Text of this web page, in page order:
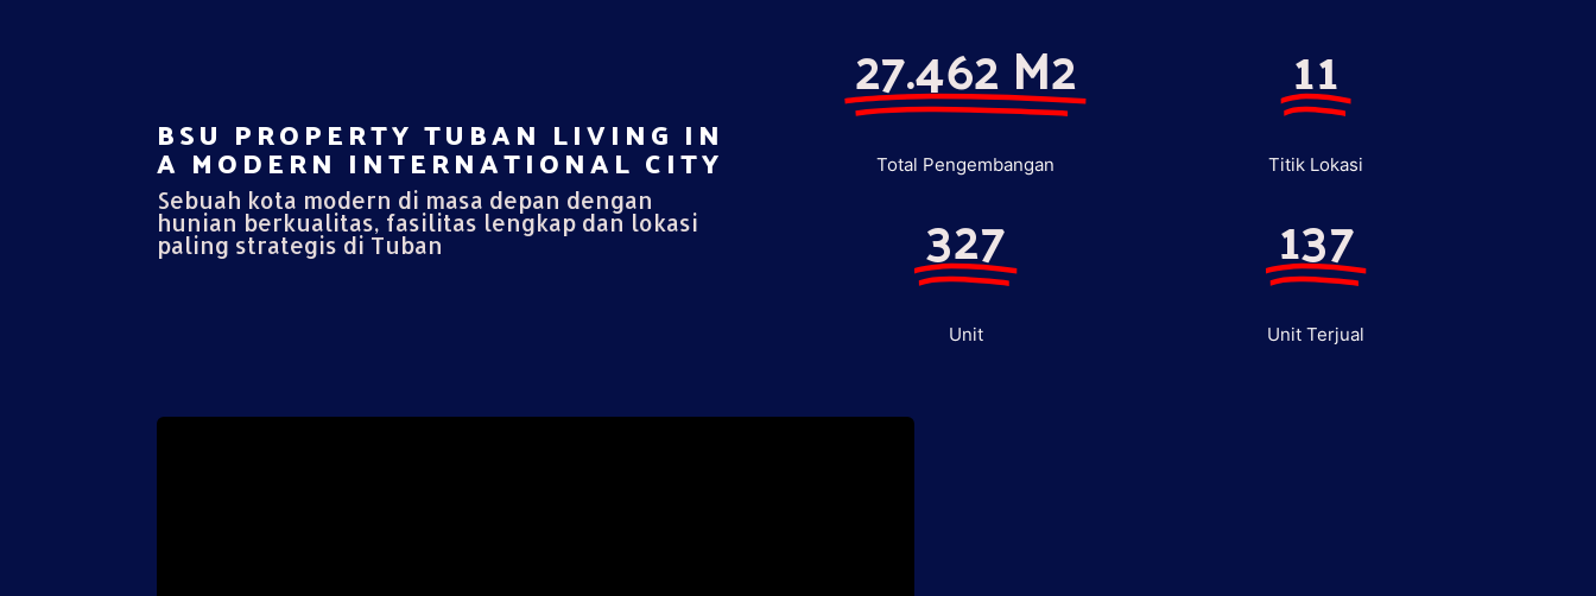
BSU PROPERTY TUBAN LIVING IN
A MODERN INTERNATIONAL CITY​
Sebuah kota modern di masa depan dengan
hunian berkualitas, fasilitas lengkap dan lokasi
paling strategis di Tuban
27.462 M2
Total Pengembangan
327
Unit
11
Titik Lokasi
137
Unit Terjual